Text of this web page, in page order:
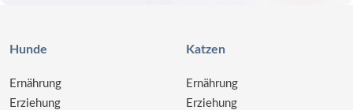
Hunde
Ernährung
Erziehung
Katzen
Ernährung
Erziehung